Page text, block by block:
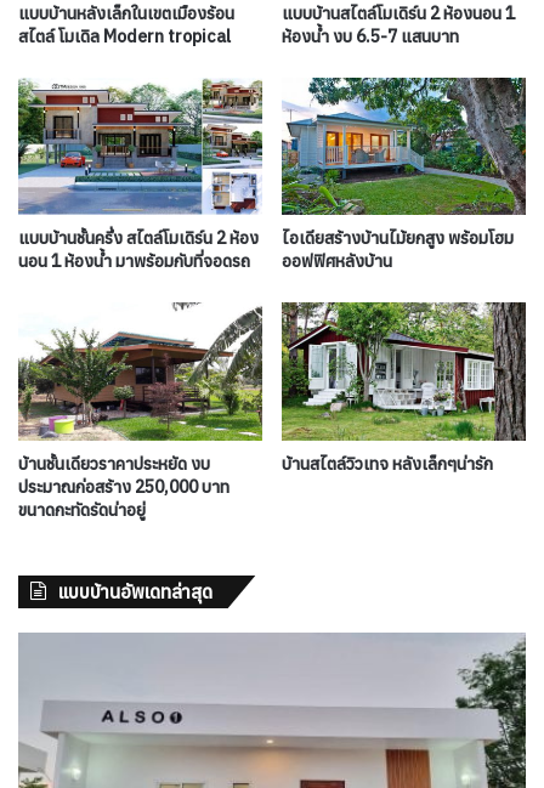
แบบบ้านหลังเล็กในเขตเมืองร้อน
สไตล์ โมเดิล Modern tropical
แบบบ้านสไตล์โมเดิร์น 2 ห้องนอน 1
ห้องน้ำ งบ 6.5-7 แสนบาท
แบบบ้านชั้นครึ่ง สไตล์โมเดิร์น 2 ห้อง
นอน 1 ห้องน้ำ มาพร้อมกับที่จอดรถ
ไอเดียสร้างบ้านไม้ยกสูง พร้อมโฮม
ออฟฟิศหลังบ้าน
บ้านชั้นเดียวราคาประหยัด งบ
ประมาณก่อสร้าง 250,000 บาท
ขนาดกะทัดรัดน่าอยู่
บ้านสไตล์วิวเทจ หลังเล็กๆน่ารัก
แบบบ้านอัพเดทล่าสุด